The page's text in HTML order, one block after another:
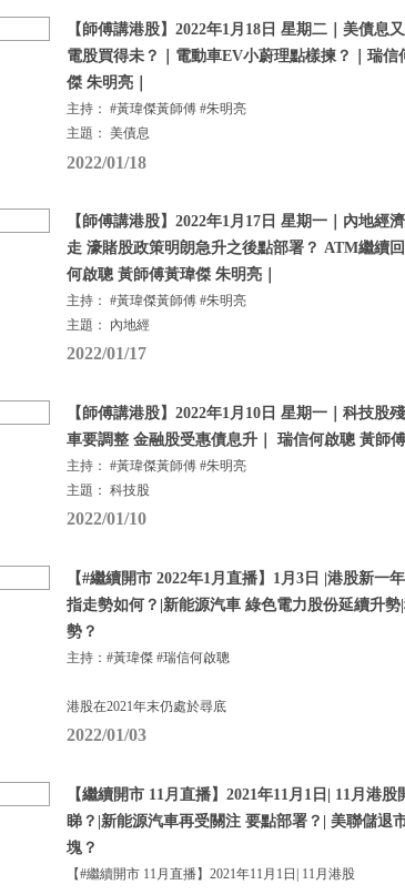
【師傅講港股】2022年1月18日 星期二｜美債息
電股買得未？｜電動車EV小蔚理點樣揀？｜瑞信
傑 朱明亮｜
主持： #黃瑋傑黃師傅 #朱明亮
主題： 美債息
2022/01/18
【師傅講港股】2022年1月17日 星期一｜內地經
走 濠賭股政策明朗急升之後點部署？ ATM繼續
何啟聰 黃師傅黃瑋傑 朱明亮｜
主持： #黃瑋傑黃師傅 #朱明亮
主題： 內地經
2022/01/17
【師傅講港股】2022年1月10日 星期一｜科技股
車要調整 金融股受惠債息升｜ 瑞信何啟聰 黃師傅
主持： #黃瑋傑黃師傅 #朱明亮
主題： 科技股
2022/01/10
【#繼續開市 2022年1月直播】1月3日 |港股新一
指走勢如何？|新能源汽車 綠色電力股份延續升
勢？
主持：#黃瑋傑 #瑞信何啟聰
港股在2021年末仍處於尋底
2022/01/03
【繼續開市 11月直播】2021年11月1日| 11月港
睇？|新能源汽車再受關注 要點部署？| 美聯儲退
塊？
【#繼續開市 11月直播】2021年11月1日| 11月港股